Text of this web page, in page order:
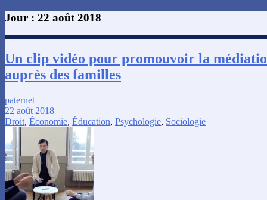
Jour : 22 août 2018
Un clip vidéo pour promouvoir la
auprès des familles
paternet
22 août 2018
Droit, Économie, Éducation, Psychologie, Sociologie